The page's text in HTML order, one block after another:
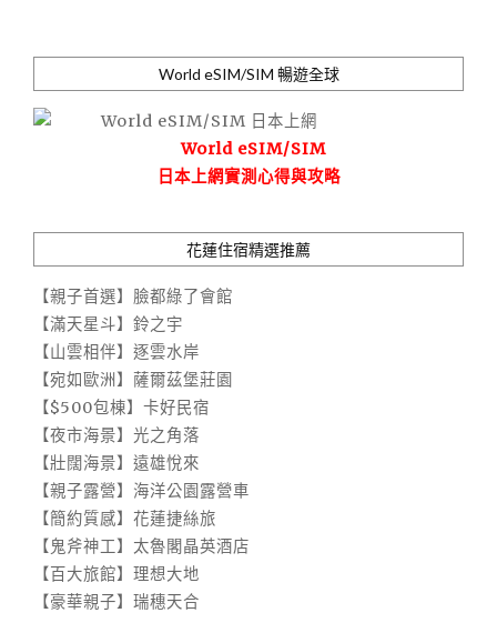
World eSIM/SIM 暢遊全球
World eSIM/SIM
日本上網實測心得與攻略
花蓮住宿精選推薦
【親子首選】臉都綠了會館
【滿天星斗】鈴之宇
【山雲相伴】逐雲水岸
【宛如歐洲】薩爾茲堡莊園
【$500包棟】卡好民宿
【夜市海景】光之角落
【壯闊海景】遠雄悅來
【親子露營】海洋公園露營車
【簡約質感】花蓮捷絲旅
【鬼斧神工】太魯閣晶英酒店
【百大旅館】理想大地
【豪華親子】瑞穗天合